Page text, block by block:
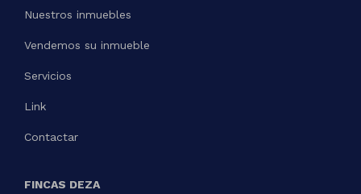
Nuestros inmuebles
Vendemos su inmueble
Servicios
Link
Contactar
FINCAS DEZA